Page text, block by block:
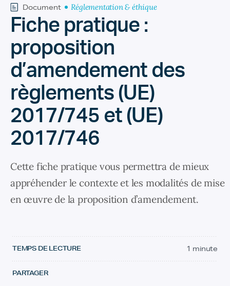
Document Réglementation & éthique
Fiche pratique :
proposition
d’amendement des
règlements (UE)
2017/745 et (UE)
2017/746
Cette fiche pratique vous permettra de mieux
appréhender le contexte et les modalités de mise
en œuvre de la proposition d’amendement.
TEMPS DE LECTURE 1 minute
PARTAGER